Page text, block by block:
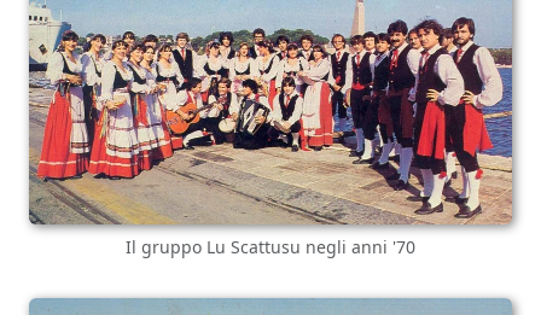
Il gruppo Lu Scattusu negli anni '70